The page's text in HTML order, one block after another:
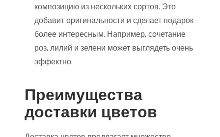
композицию из нескольких сортов. Это
добавит оригинальности и сделает подарок
более интересным. Например, сочетание
роз, лилий и зелени может выглядеть очень
эффектно.
Преимущества
доставки цветов